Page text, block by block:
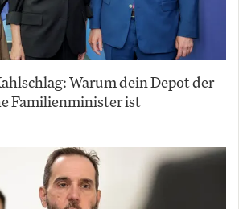
Warum dein Depot der
Familienminister ist